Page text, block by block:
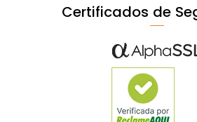
Certificados de